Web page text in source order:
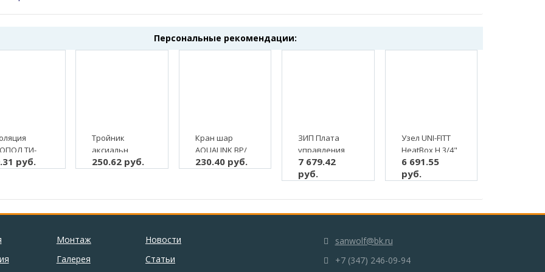
Персональные рекомендации:
ТИ-
2 м, (2/80
руб.
Тройник
аксиальн
ALTSTREAM НР
250.62 руб.
Кран шар
AQUALINK ВР/
НР 3/4"
латунь (5/80)
230.40 руб.
ЗИП Плата
управления
универсальная
ELECTROLUX
7 679.42
руб.
Узел UNI-FITT
HeatBox H 3/4"
терморегулирующий
для теплого
6 691.55
руб.
Монтаж
Галерея
Новости
Статьи
sanwolf@bk.ru
+7 (347) 246-09-94